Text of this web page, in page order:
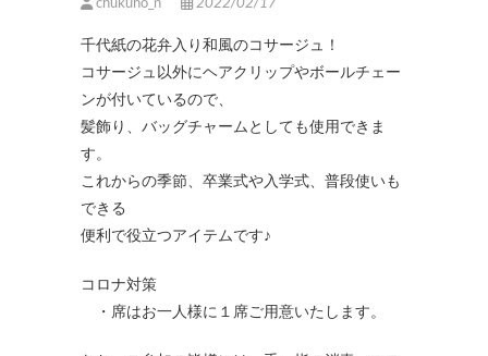
千代紙の花弁入り和風のコサージュ！
コサージュ以外にヘアクリップやボールチェー
ンが付いているので、
髪飾り、バッグチャームとしても使用できま
す。
これからの季節、卒業式や入学式、普段使いも
できる
便利で役立つアイテムです♪
コロナ対策
・席はお一人様に１席ご用意いたします。